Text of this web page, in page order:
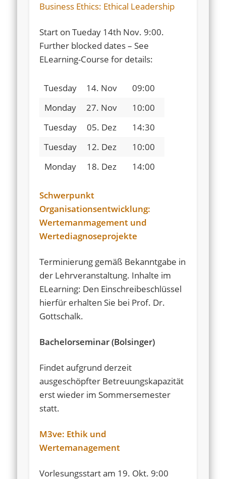
Business Ethics: Ethical Leadership
Start on Tueday 14th Nov. 9:00.
Further blocked dates – See
ELearning-Course for details:
Tuesday 14. Nov
09:00
Monday
27. Nov
10:00
Tuesday
05. Dez
14:30
Tuesday
12. Dez
10:00
Monday
18. Dez 14:00
Schwerpunkt
Organisationsentwicklung:
Wertemanmagement und
Wertediagnoseprojekte
Terminierung gemäß Bekanntgabe in
der Lehrveranstaltung. Inhalte im
ELearning: Den Einschreibeschlüssel
hierfür erhalten Sie bei Prof. Dr.
Gottschalk.
Bachelorseminar (Bolsinger)
Findet aufgrund derzeit
ausgeschöpfter Betreuungskapazität
erst wieder im Sommersemester
statt.
M3ve: Ethik und
Wertemanagement
Vorlesungsstart am 19. Okt. 9:00